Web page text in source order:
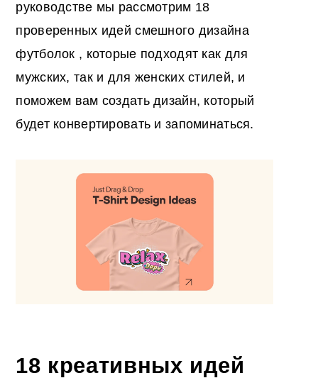
руководстве мы рассмотрим 18
проверенных идей смешного дизайна
футболок , которые подходят как для
мужских, так и для женских стилей, и
поможем вам создать дизайн, который
будет конвертировать и запоминаться.
18 креативных идей